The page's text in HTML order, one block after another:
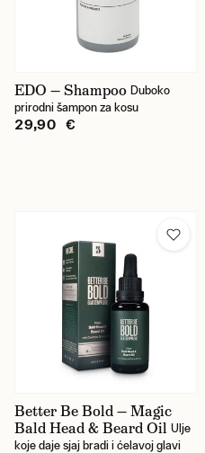
EDO — Shampoo Duboko
prirodni šampon za kosu
29,90 €
Better Be Bold — Magic
Bald Head & Beard Oil Ulje
koje daje sjaj bradi i ćelavoj glavi